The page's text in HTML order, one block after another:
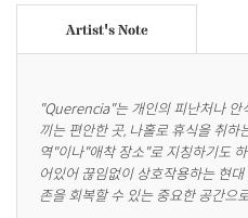
Artist's Note
"Querencia"는 개인의 피난처나
끼는 편안한 곳, 나홀로 휴식을 취
역"이나"애착 장소"로 지칭하기도
어있어 끊임없이 상호작용하는 현
존을 회복할 수 있는 중요한 공간으